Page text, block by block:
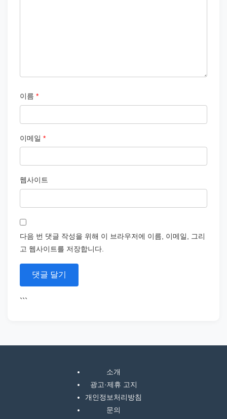
이름 *
이메일 *
웹사이트
다음 번 댓글 작성을 위해 이 브라우저에 이름, 이메일, 그리
고 웹사이트를 저장합니다.
```
소개
광고·제휴 고지
개인정보처리방침
문의